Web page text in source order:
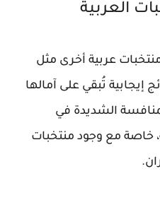
العربية
عربية أخرى مثل
إيجابية تُبقي على آمالها
الشديدة في
مع وجود منتخبات